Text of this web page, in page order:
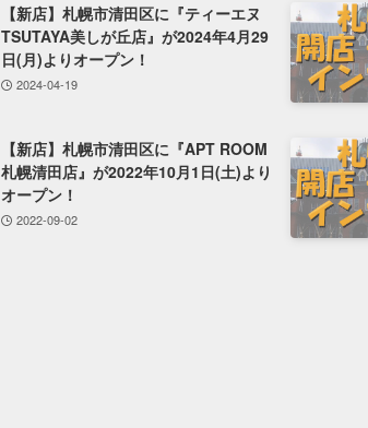
【新店】札幌市清田区に『ティーエヌ
TSUTAYA美しが丘店』が2024年4月29
日(月)よりオープン！
2024-04-19
【新店】札幌市清田区に『APT ROOM
札幌清田店』が2022年10月1日(土)より
オープン！
2022-09-02